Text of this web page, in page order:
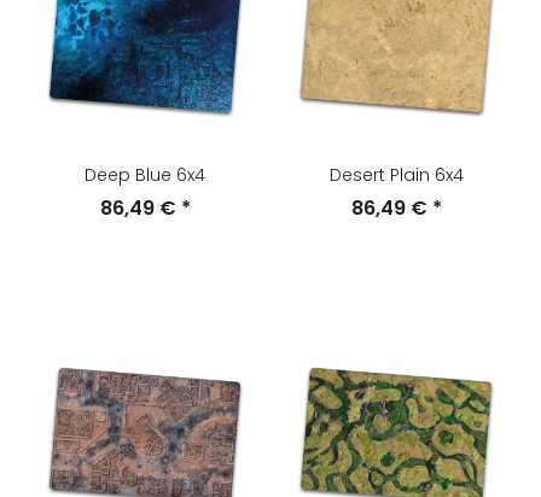
Deep Blue 6x4
86,49 € *
Desert Plain 6x4
86,49 € *